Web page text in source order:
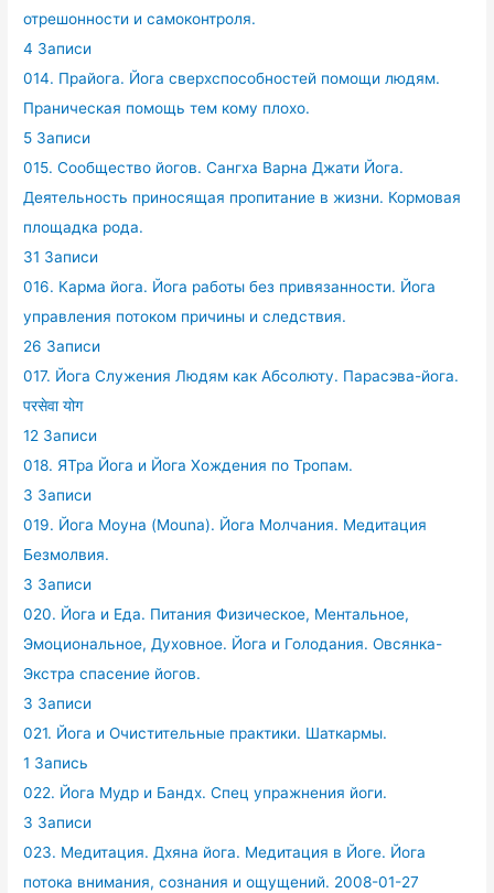
отрешонности и самоконтроля.
4 Записи
014. Прайога. Йога сверхспособностей помощи людям.
Праническая помощь тем кому плохо.
5 Записи
015. Сообщество йогов. Сангха Варна Джати Йога.
Деятельность приносящая пропитание в жизни. Кормовая
площадка рода.
31 Записи
016. Карма йога. Йога работы без привязанности. Йога
управления потоком причины и следствия.
26 Записи
017. Йога Служения Людям как Абсолюту. Парасэва-йога.
परसेवा योग
12 Записи
018. ЯТра Йога и Йога Хождения по Тропам.
3 Записи
019. Йога Моуна (Mouna). Йога Молчания. Медитация
Безмолвия.
3 Записи
020. Йога и Еда. Питания Физическое, Ментальное,
Эмоциональное, Духовное. Йога и Голодания. Овсянка-
Экстра спасение йогов.
3 Записи
021. Йога и Очистительные практики. Шаткармы.
1 Запись
022. Йога Мудр и Бандх. Спец упражнения йоги.
3 Записи
023. Медитация. Дхяна йога. Медитация в Йоге. Йога
потока внимания, сознания и ощущений. 2008-01-27